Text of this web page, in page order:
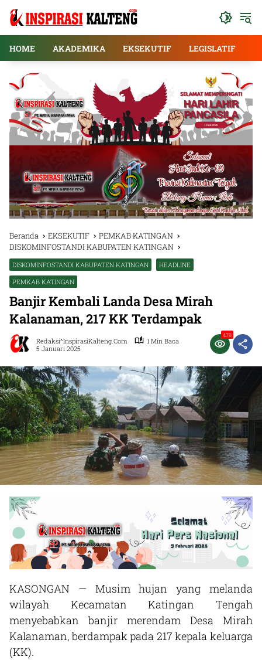
HOME
AKADEMIKA EKSEKUTIF LEGISLATIF
Beranda EKSEKUTIF
PEMKAB KATINGAN
DISKOMINFOSTANDI KABUPATEN KATINGAN
DISKOMINFOSTANDI KABUPATEN KATINGAN
HEADLINE
PEMKAB KATINGAN
Banjir Kembali Landa Desa Mirah
Kalanaman, 217 KK Terdampak
Redaksi^InspirasiKalteng.com
1 Min Baca
5 Januari 2025
478
KASONGAN — Musim hujan yang melanda
wilayah Kecamatan Katingan Tengah
menyebabkan banjir merendam Desa Mirah
Kalanaman, berdampak pada 217 kepala keluarga
(KK).